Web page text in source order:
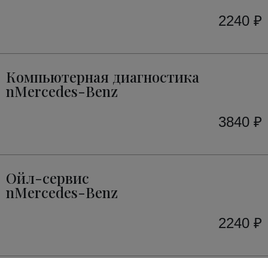
2240 ₽
Компьютерная диагностика
nMercedes-Benz
3840 ₽
Ойл-сервис
nMercedes-Benz
2240 ₽